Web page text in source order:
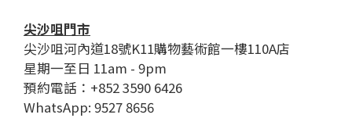
尖沙咀門市
尖沙咀河內道18號K11購物藝術館一樓110A店
星期一至日 11am - 9pm
預約電話：+852 3590 6426
WhatsApp: 9527 8656